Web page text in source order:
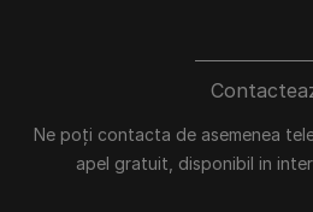
Ne poți contacta de asemenea
apel gratuit, disponibil in